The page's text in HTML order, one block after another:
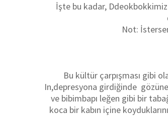
İşte bu kadar,
Not:
Bu kültür çarpışması gibi
In,depresyona girdiğinde
ve bibimbapı leğen gibi bir
koca bir kabın içine